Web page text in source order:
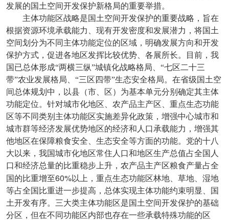
发展的国土空间开发保护新格局的重要举措。
主体功能区战略是国土空间开发保护的重要战略，旨在
根据资源环境承载能力、现有开发密度和发展潜力，将国土
空间划分为不同主体功能定位的区域，明确发展方向和开发
保护方式，促进各地区发挥比较优势、各展所长。目前，我
国已总体形成“两横三纵”城镇化战略格局、“七区二十三
带”农业发展格局、“三区四带”生态安全格局。在省级国土空
间总体规划中，以县（市、区）为基本单元分别确定其主体
功能定位。针对城市化地区、农产品主产区、重点生态功能
区等不同类别主体功能区实施差异化政策，增强中心城市和
城市群等经济发展优势地区的经济和人口承载能力，增强其
他地区在保障粮食安全、生态安全等方面的功能。党的十八
大以来，我国城市化地区常住人口和地区生产总值占全国人
口和经济总量的比重稳步上升，农产品主产区粮食产量占全
国的比重增至60%以上，重点生态功能区林地、草地、湿地
等占全国比重进一步提高，总体实现主体功能约束明显、国
土开发有序。三大类主体功能区是国土空间开发保护的基础
分区，但在不同功能区内部也存在一些承载特殊功能的区